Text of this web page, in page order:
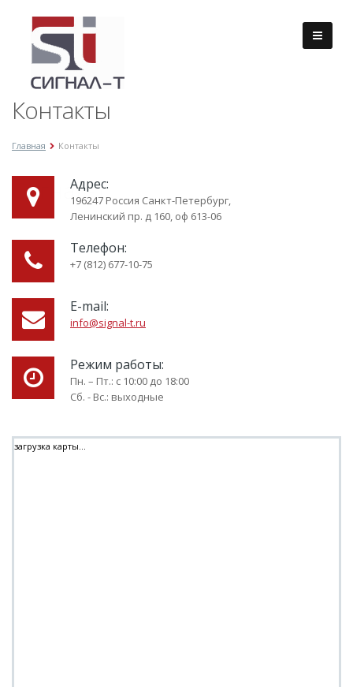
Контакты
Главная Контакты
Сигнал-Т
Адрес:
196247 Россия Санкт-Петербург,
Ленинский пр. д 160, оф 613-06
Телефон:
+7 (812) 677-10-75
E-mail:
info@signal-t.ru
Режим работы:
Пн. – Пт.: с 10:00 до 18:00
Сб. - Вс.: выходные
загрузка карты...